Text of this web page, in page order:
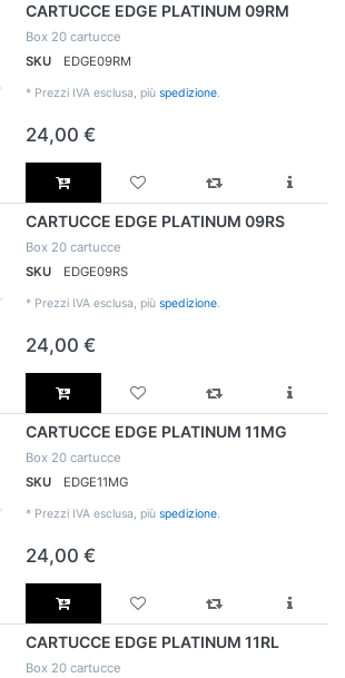
CARTUCCE EDGE PLATINUM 09RM
Box 20 cartucce
SKU
EDGE09RM
* Prezzi IVA esclusa, più spedizione.
24,00 €
CARTUCCE EDGE PLATINUM 09RS
Box 20 cartucce
SKU
EDGE09RS
* Prezzi IVA esclusa, più spedizione.
24,00 €
CARTUCCE EDGE PLATINUM 11MG
Box 20 cartucce
SKU
EDGE11MG
* Prezzi IVA esclusa, più spedizione.
24,00 €
CARTUCCE EDGE PLATINUM 11RL
Box 20 cartucce